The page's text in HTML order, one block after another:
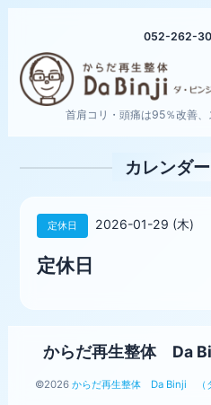
052-262-
首肩コリ・頭痛は95％改善
カレンダー
定休日 2026-01-29 (木)
定休日
からだ再生整体 Da
©2026 からだ再生整体 Da Binji （ダ